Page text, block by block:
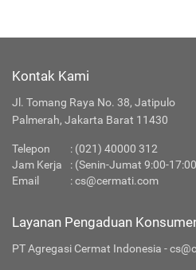
Kontak Kami
Jl. Tomang Raya No. 38, Jatipulo
Palmerah, Jakarta Barat 11430
Telepon : (021) 40000 312
Jam Kerja
: (Senin-Jumat 9:00-
Email
:cs@cermati.com
Layanan Pengaduan
PT Agregasi Cermat Indonesia -